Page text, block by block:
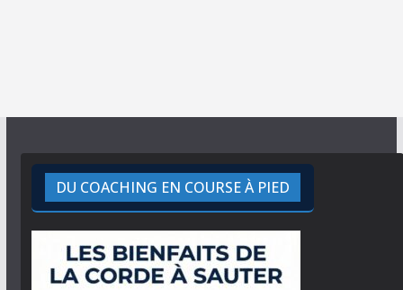
DU COACHING EN COURSE À PIED